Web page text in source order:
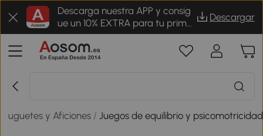
Descarga nuestra APP y consig
ue un 10% EXTRA para tu prime
r pedido
Descargar
Juguetes y Aficiones /Juegos de equilibrio y psicomotricidad